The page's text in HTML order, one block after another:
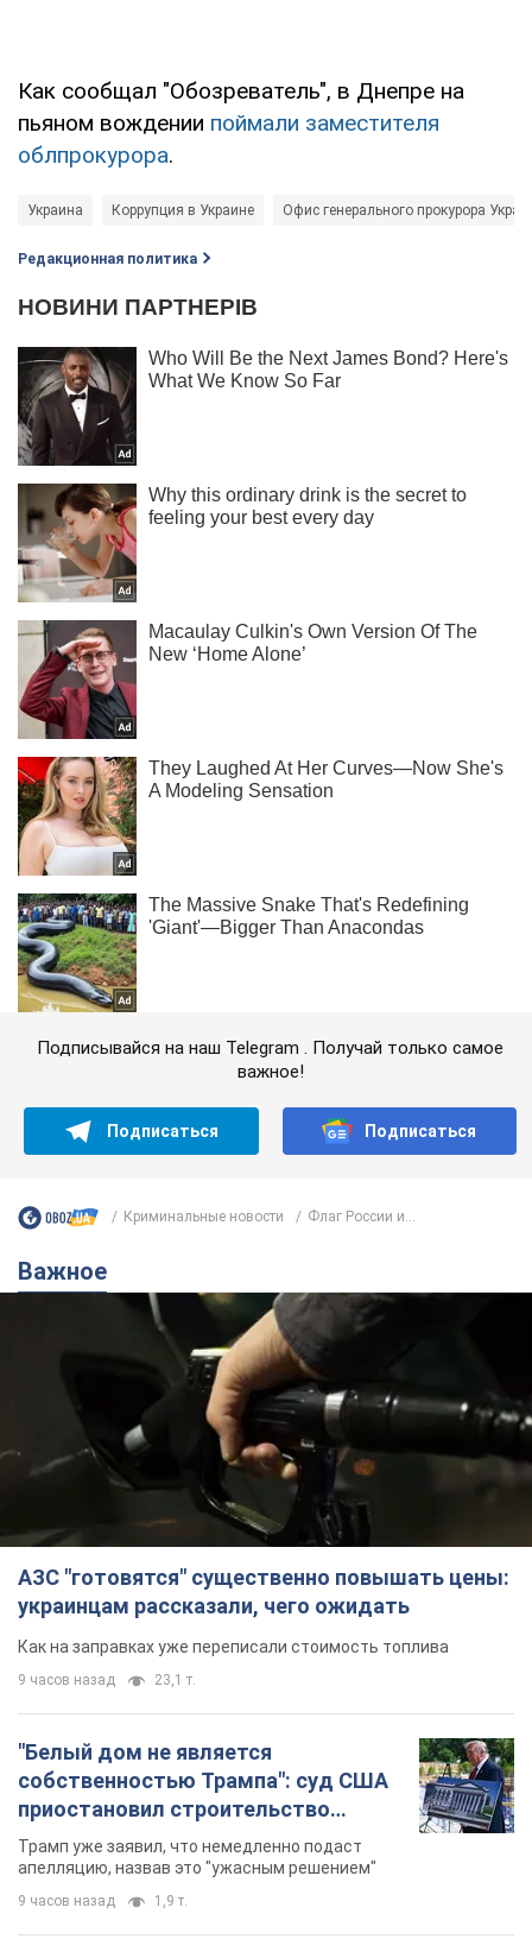
Как сообщал "Обозреватель", в Днепре на
пьяном вождении поймали заместителя
облпрокурора.
Украина Коррупция в Украине Офис генерального прокурора
Редакционная политика
Подписывайся на наш Telegram . Получай только самое
важное!
Подписаться Подписаться
Криминальные новости Флаг России и...
Важное
АЗС "готовятся" существенно повышать цены:
украинцам рассказали, чего ожидать
Как на заправках уже переписали стоимость топлива
9 часов назад 23,1 т.
"Белый дом не является
собственностью Трампа": суд США
приостановил строительство
бального зала стоимостью 400 млн
долларов
Трамп уже заявил, что немедленно подаст
апелляцию, назвав это "ужасным решением"
9 часов назад 1,9 т.